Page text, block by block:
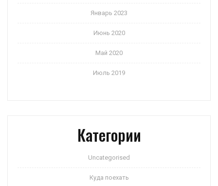
Январь 2023
Июнь 2020
Май 2020
Июль 2019
Категории
Uncategorised
Куда поехать